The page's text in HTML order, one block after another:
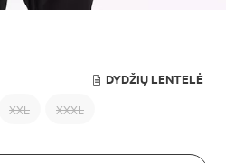
DYDŽIŲ LENTELĖ
XXL XXXL